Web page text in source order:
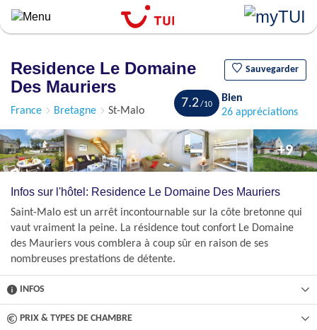
Aller
principal
Residence Le Domaine
Des Mauriers
Sauvegarder
France Bretagne St-Malo
7.2
Bien
26 appréciations
+9
Infos sur l'hôtel: Residence Le Domaine Des Mauriers
Saint-Malo est un arrêt incontournable sur la côte bretonne qui
vaut vraiment la peine. La résidence tout confort Le Domaine
des Mauriers vous comblera à coup sûr en raison de ses
nombreuses prestations de détente.
INFOS
PRIX & TYPES DE CHAMBRE